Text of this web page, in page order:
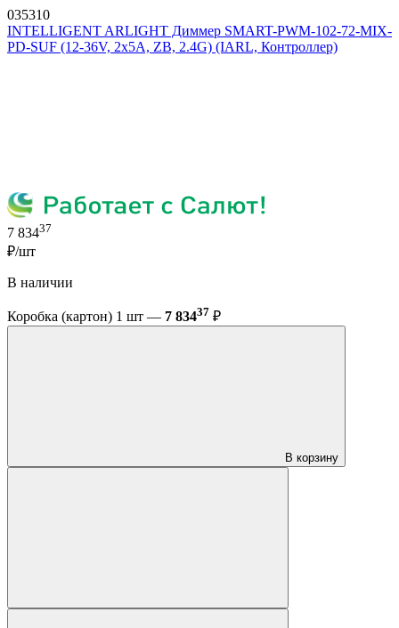
035310
INTELLIGENT ARLIGHT Диммер SMART-PWM-102-72-MIX-
PD-SUF (12-36V, 2x5A, ZB, 2.4G) (IARL, Контроллер)
7 83437
₽/шт
В наличии
Коробка (картон) 1 шт — 7 83437 ₽
В корзину